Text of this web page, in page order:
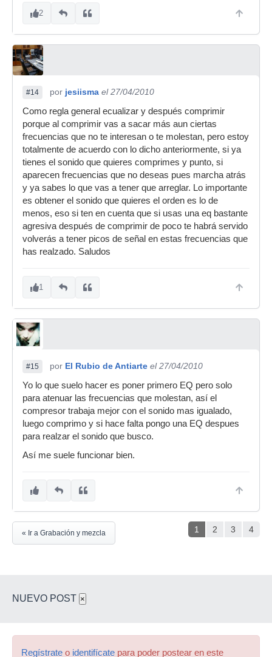
2
#14 por jesiisma el 27/04/2010
Como regla general ecualizar y después comprimir
porque al comprimir vas a sacar más aun ciertas
frecuencias que no te interesan o te molestan, pero estoy
totalmente de acuerdo con lo dicho anteriormente, si ya
tienes el sonido que quieres comprimes y punto, si
aparecen frecuencias que no deseas pues marcha atrás
y ya sabes lo que vas a tener que arreglar. Lo importante
es obtener el sonido que quieres el orden es lo de
menos, eso si ten en cuenta que si usas una eq bastante
agresiva después de comprimir de poco te habrá servido
volverás a tener picos de señal en estas frecuencias que
has realzado. Saludos
1
#15 por El Rubio de Antiarte el 27/04/2010
Yo lo que suelo hacer es poner primero EQ pero solo
para atenuar las frecuencias que molestan, así el
compresor trabaja mejor con el sonido mas igualado,
luego comprimo y si hace falta pongo una EQ despues
para realzar el sonido que busco.
Así me suele funcionar bien.
1 2 3 4
« Ir a Grabación y mezcla
NUEVO POST ×
Regístrate o identifícate para poder postear en este